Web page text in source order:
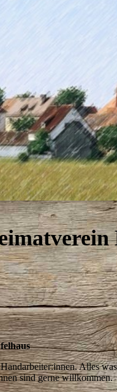
Alles
sind gerne willkommen.